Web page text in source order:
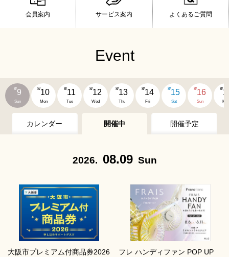
会員案内 サービス案内 よくあるご質問
Event
8/9
Sun
8/10
Mon
8/11
Tue
8/12
Wed
8/13
Thu
8/14
Fri
8/15
Sat
8/16
Sun
8/
カレンダー 開催中 開催予定
2026. 08.09 Sun
大阪市プレミアム付商品券2026
フレ ハンディファン POP UP